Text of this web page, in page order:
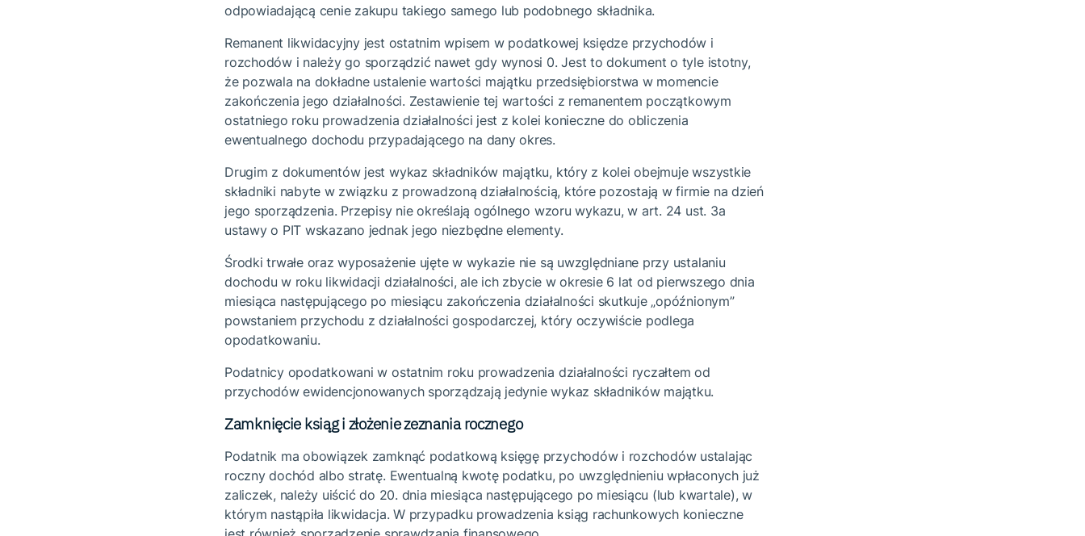
odpowiadającą cenie zakupu takiego samego lub podobnego składnika.
Remanent likwidacyjny jest ostatnim wpisem w podatkowej księdze przychodów i
rozchodów i należy go sporządzić nawet gdy wynosi 0. Jest to dokument o tyle istotny,
że pozwala na dokładne ustalenie wartości majątku przedsiębiorstwa w momencie
zakończenia jego działalności. Zestawienie tej wartości z remanentem początkowym
ostatniego roku prowadzenia działalności jest z kolei konieczne do obliczenia
ewentualnego dochodu przypadającego na dany okres.
Drugim z dokumentów jest wykaz składników majątku, który z kolei obejmuje wszystkie
składniki nabyte w związku z prowadzoną działalnością, które pozostają w firmie na dzień
jego sporządzenia. Przepisy nie określają ogólnego wzoru wykazu, w art. 24 ust. 3a
ustawy o PIT wskazano jednak jego niezbędne elementy.
Środki trwałe oraz wyposażenie ujęte w wykazie nie są uwzględniane przy ustalaniu
dochodu w roku likwidacji działalności, ale ich zbycie w okresie 6 lat od pierwszego dnia
miesiąca następującego po miesiącu zakończenia działalności skutkuje „opóźnionym”
powstaniem przychodu z działalności gospodarczej, który oczywiście podlega
opodatkowaniu.
Podatnicy opodatkowani w ostatnim roku prowadzenia działalności ryczałtem od
przychodów ewidencjonowanych sporządzają jedynie wykaz składników majątku.
Zamknięcie ksiąg i złożenie zeznania rocznego
Podatnik ma obowiązek zamknąć podatkową księgę przychodów i rozchodów ustalając
roczny dochód albo stratę. Ewentualną kwotę podatku, po uwzględnieniu wpłaconych już
zaliczek, należy uiścić do 20. dnia miesiąca następującego po miesiącu (lub kwartale), w
którym nastąpiła likwidacja. W przypadku prowadzenia ksiąg rachunkowych konieczne